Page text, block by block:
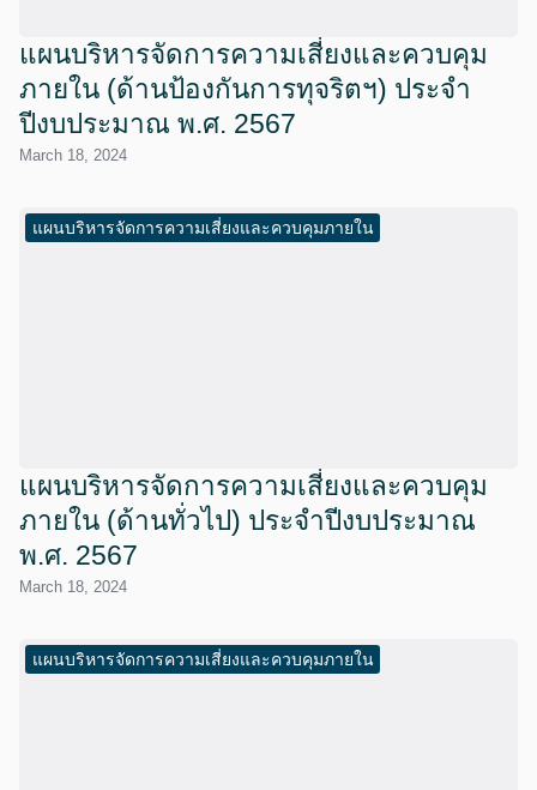
แผนบริหารจัดการความเสี่ยงและควบคุม
ภายใน (ด้านป้องกันการทุจริตฯ) ประจำ
ปีงบประมาณ พ.ศ. 2567
March 18, 2024
แผนบริหารจัดการความเสี่ยงและควบคุมภายใน
แผนบริหารจัดการความเสี่ยงและควบคุม
ภายใน (ด้านทั่วไป) ประจำปีงบประมาณ
พ.ศ. 2567
March 18, 2024
แผนบริหารจัดการความเสี่ยงและควบคุมภายใน